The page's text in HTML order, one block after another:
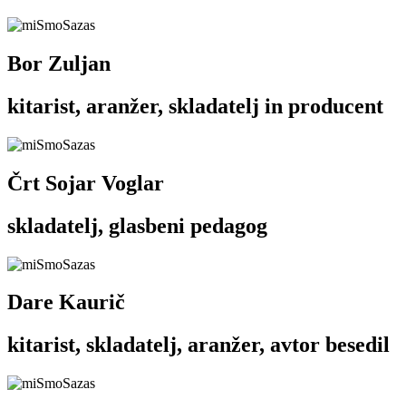
Bor Zuljan
kitarist, aranžer, skladatelj in producent
Črt Sojar Voglar
skladatelj, glasbeni pedagog
Dare Kaurič
kitarist, skladatelj, aranžer, avtor besedil